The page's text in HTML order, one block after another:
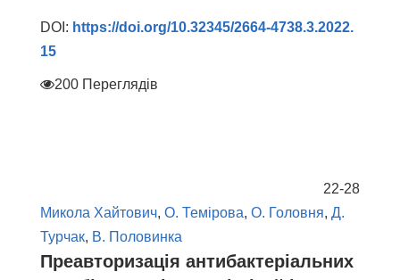
DOI: https://doi.org/10.32345/2664-4738.3.2022.
15
200 Переглядів
22-28
Микола Хайтович, О. Темірова, О. Головня, Д.
Турчак, В. Половинка
Преавторизація антибактеріальних